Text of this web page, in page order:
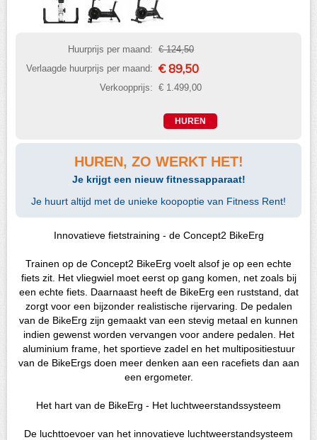
Huurprijs per maand: € 124,50
Verlaagde huurprijs per maand: € 89,50
Verkoopprijs: € 1.499,00
HUREN, ZO WERKT HET!
Je krijgt een nieuw fitnessapparaat!
Je huurt altijd met de unieke koopoptie van Fitness Rent!
Innovatieve fietstraining - de Concept2 BikeErg
Trainen op de Concept2 BikeErg voelt alsof je op een echte
fiets zit. Het vliegwiel moet eerst op gang komen, net zoals bij
een echte fiets. Daarnaast heeft de BikeErg een ruststand, dat
zorgt voor een bijzonder realistische rijervaring. De pedalen
van de BikeErg zijn gemaakt van een stevig metaal en kunnen
indien gewenst worden vervangen voor andere pedalen. Het
aluminium frame, het sportieve zadel en het multipositiestuur
van de BikeErgs doen meer denken aan een racefiets dan aan
een ergometer.
Het hart van de BikeErg - Het luchtweerstandssysteem
De luchttoevoer van het innovatieve luchtweerstandsysteem